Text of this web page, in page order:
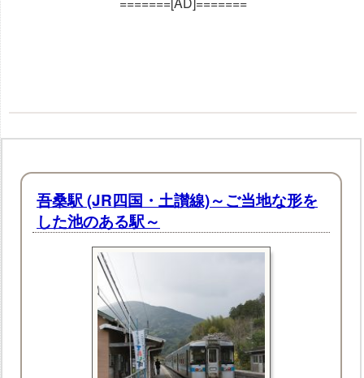
吾桑駅 (JR四国・土讃線)～ご当地な形を
した池のある駅～